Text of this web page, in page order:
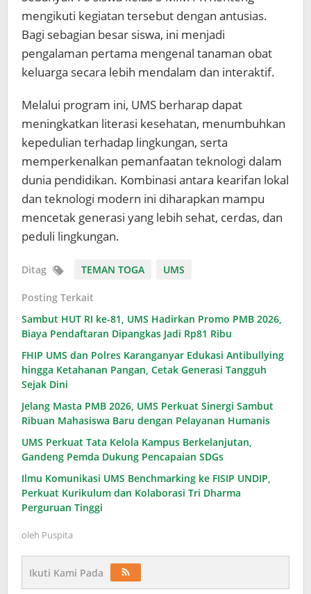
mengikuti kegiatan tersebut dengan antusias.
Bagi sebagian besar siswa, ini menjadi
pengalaman pertama mengenal tanaman obat
keluarga secara lebih mendalam dan interaktif.
Melalui program ini, UMS berharap dapat
meningkatkan literasi kesehatan, menumbuhkan
kepedulian terhadap lingkungan, serta
memperkenalkan pemanfaatan teknologi dalam
dunia pendidikan. Kombinasi antara kearifan lokal
dan teknologi modern ini diharapkan mampu
mencetak generasi yang lebih sehat, cerdas, dan
peduli lingkungan.
Ditag TEMAN TOGA UMS
Posting Terkait
Sambut HUT RI ke-81, UMS Hadirkan Promo PMB 2026,
Biaya Pendaftaran Dipangkas Jadi Rp81 Ribu
FHIP UMS dan Polres Karanganyar Edukasi Antibullying
hingga Ketahanan Pangan, Cetak Generasi Tangguh
Sejak Dini
Jelang Masta PMB 2026, UMS Perkuat Sinergi Sambut
Ribuan Mahasiswa Baru dengan Pelayanan Humanis
UMS Perkuat Tata Kelola Kampus Berkelanjutan,
Gandeng Pemda Dukung Pencapaian SDGs
Ilmu Komunikasi UMS Benchmarking ke FISIP UNDIP,
Perkuat Kurikulum dan Kolaborasi Tri Dharma
Perguruan Tinggi
oleh Puspita
Ikuti Kami Pada